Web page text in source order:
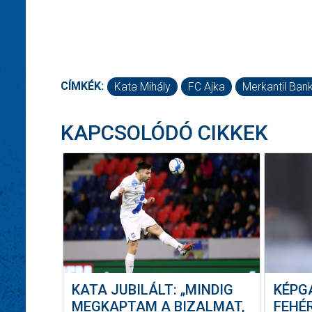
CÍMKÉK: Kata Mihály FC Ajka Merkantil
KAPCSOLÓDÓ CIKKEK
KATA JUBILÁLT: „MINDIG
MEGKAPTAM A BIZALMAT,